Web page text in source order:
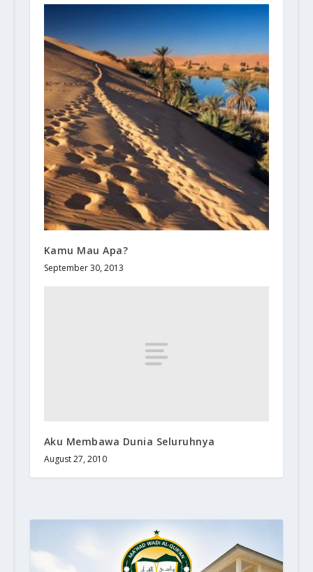
Kamu Mau Apa?
September 30, 2013
Aku Membawa Dunia Seluruhnya
August 27, 2010